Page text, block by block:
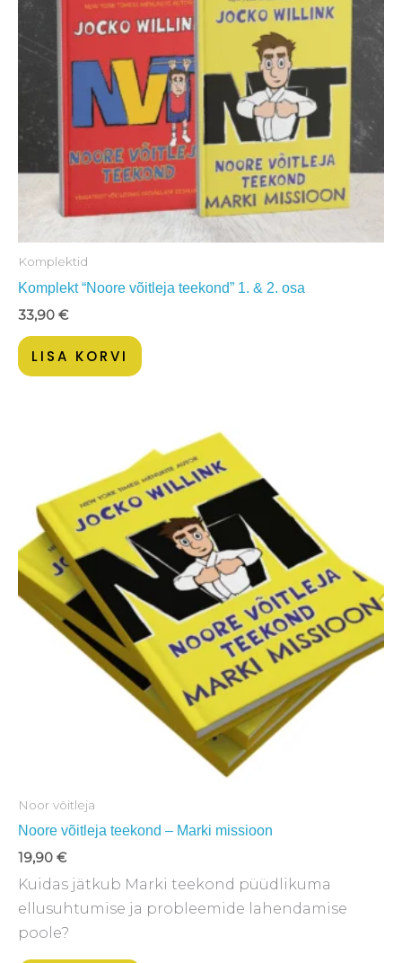
Komplektid
Komplekt “Noore võitleja teekond” 1. & 2. osa
33,90 €
LISA KORVI
Noor võitleja
Noore võitleja teekond – Marki missioon
19,90 €
Kuidas jätkub Marki teekond püüdlikuma
ellusuhtumise ja probleemide lahendamise
poole?